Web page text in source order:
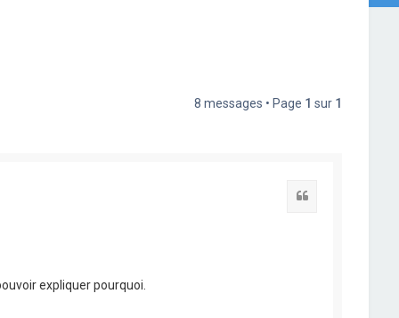
8 messages • Page 1 sur 1
expliquer pourquoi.